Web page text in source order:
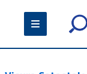
PartitaCodice